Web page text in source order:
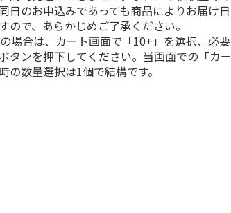
日のお申込みであっても商品によりお届け日
ので、あらかじめご了承ください。
場合は、カート画面で「10+」を選択、必要
タンを押下してください。当画面での「カー
の数量選択は1個で結構です。